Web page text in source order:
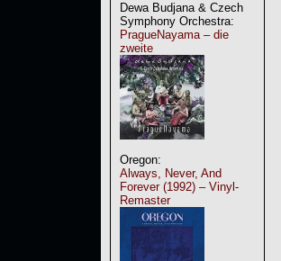
Dewa Budjana & Czech
Symphony Orchestra:
PragueNayama – die
zweite
Oregon:
Always, Never, And
Forever (1992) – Vinyl-
Remaster